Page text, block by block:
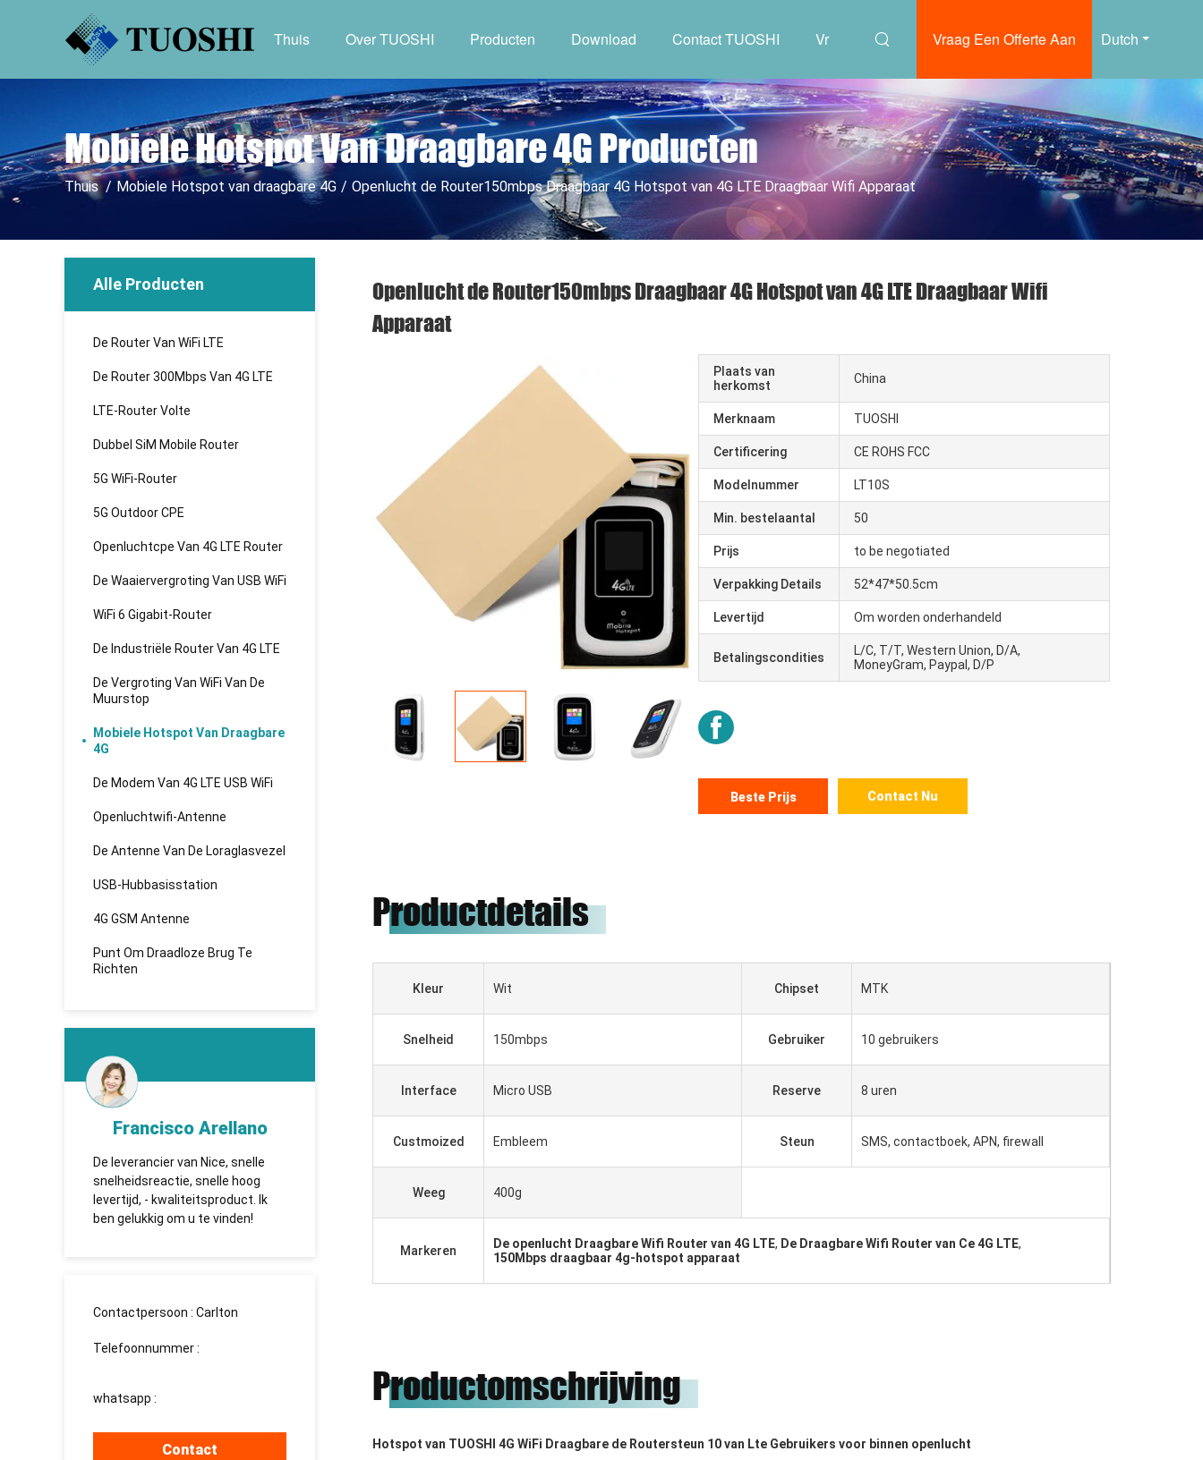
Dutch
Vraag Een Offerte Aan
Thuis Over TUOSHI Producten Download Contact TUOSHI Vr
Mobiele Hotspot Van Draagbare 4G Producten
Thuis / Mobiele Hotspot van draagbare 4G / Openlucht de Router150mbps Draagbaar 4G Hotspot van 4G LTE Draagbaar Wifi Apparaat
Alle Producten
De Router Van WiFi LTE
De Router 300Mbps Van 4G LTE
LTE-Router Volte
Dubbel SiM Mobile Router
5G WiFi-Router
5G Outdoor CPE
Openluchtcpe Van 4G LTE Router
De Waaiervergroting Van USB WiFi
WiFi 6 Gigabit-Router
De Industriële Router Van 4G LTE
De Vergroting Van WiFi Van De
Muurstop
Mobiele Hotspot Van Draagbare
4G
De Modem Van 4G LTE USB WiFi
Openluchtwifi-Antenne
De Antenne Van De Loraglasvezel
USB-Hubbasisstation
4G GSM Antenne
Punt Om Draadloze Brug Te
Richten
Francisco Arellano
De leverancier van Nice, snelle
snelheidsreactie, snelle hoog
levertijd, - kwaliteitsproduct. Ik
ben gelukkig om u te vinden!
сотрудничество и имеет
долгосрочное сотрудничество.
onze eer zijn om met hen te
werken.
Contactpersoon : Carlton
Telefoonnummer :
whatsapp :
Contact
Openlucht de Router150mbps Draagbaar 4G Hotspot van 4G LTE Draagbaar Wifi
Apparaat
Plaats van
herkomst
China
Merknaam TUOSHI
Certificering CE ROHS FCC
Modelnummer LT10S
Min. bestelaantal 50
Prijs to be negotiated
Verpakking Details 52*47*50.5cm
Levertijd Om worden onderhandeld
Betalingscondities
L/C, T/T, Western Union, D/A,
MoneyGram, Paypal, D/P
Beste Prijs Contact Nu
Productdetails
Kleur Wit Chipset MTK
Snelheid 150mbps Gebruiker 10 gebruikers
Interface Micro USB Reserve 8 uren
Custmoized Embleem Steun SMS, contactboek, APN, firewall
Weeg 400g
Markeren De openlucht Draagbare Wifi Router van 4G LTE, De Draagbare Wifi Router van Ce 4G LTE,
150Mbps draagbaar 4g-hotspot apparaat
Productomschrijving
Hotspot van TUOSHI 4G WiFi Draagbare de Routersteun 10 van Lte Gebruikers voor binnen openlucht